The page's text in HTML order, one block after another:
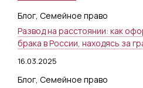
Блог, Семейное право
Развод на расстоянии: как
брака в России, находясь за
16.03.2025
Блог, Семейное право